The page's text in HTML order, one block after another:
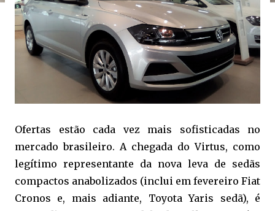
Ofertas estão cada vez mais sofisticadas no
mercado brasileiro. A chegada do Virtus, como
legítimo representante da nova leva de sedãs
compactos anabolizados (inclui em fevereiro Fiat
Cronos e, mais adiante, Toyota Yaris sedã), é